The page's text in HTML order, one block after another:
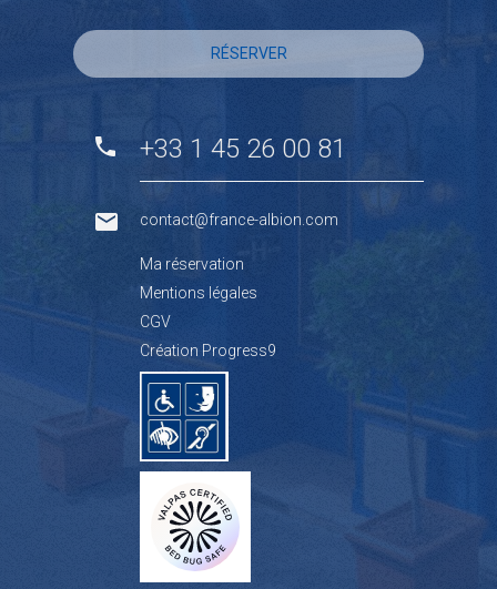
RÉSERVER
+33 1 45 26 00 81
contact@france-albion.com
Ma réservation
Mentions légales
CGV
Création Progress9